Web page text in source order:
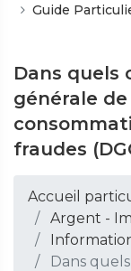
Guide
Dans quels
générale
fraudes
Accueil
Argent -
Dans